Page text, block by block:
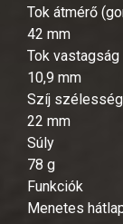
Tok átmérő
42 mm
Tok vastagság
10,9 mm
Szíj szélesség
22 mm
Súly
78 g
Funkciók
Menetes